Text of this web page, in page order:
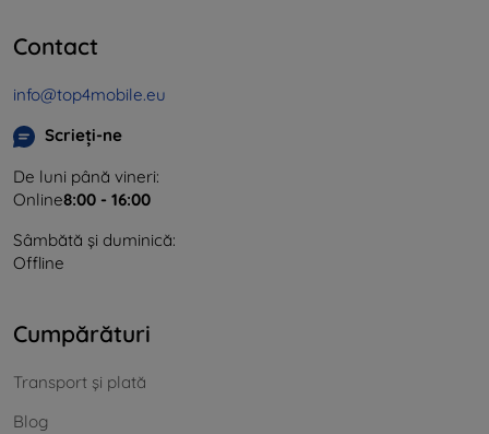
Contact
info@top4mobile.eu
Scrieți-ne
De luni până vineri:
Online8:00 - 16:00
Sâmbătă și duminică:
Offline
Cumpărături
Transport și plată
Blog